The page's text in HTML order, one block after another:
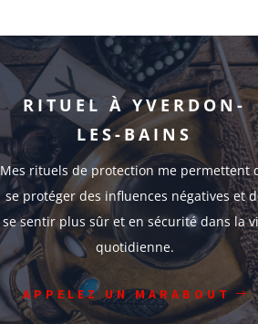
RITUEL À YVERDON-
LES-BAINS
Mes rituels de protection me permettent
se protéger des influences négatives et
se sentir plus sûr et en sécurité dans la
quotidienne.
APPELEZ UN MARABOUT